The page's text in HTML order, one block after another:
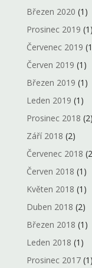
Březen 2020 (1)
Prosinec 2019 (1)
Červenec 2019
Červen 2019 (1)
Březen 2019 (1)
Leden 2019 (1)
Prosinec 2018 (2)
Září 2018 (2)
Červenec 2018
Červen 2018 (1)
Květen 2018 (1)
Duben 2018 (2)
Březen 2018 (1)
Leden 2018 (1)
Prosinec 2017(1)